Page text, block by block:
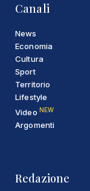
Canali
News
Economia
Cultura
Sport
Territorio
Lifestyle
Video NEW
Argomenti
Redazione